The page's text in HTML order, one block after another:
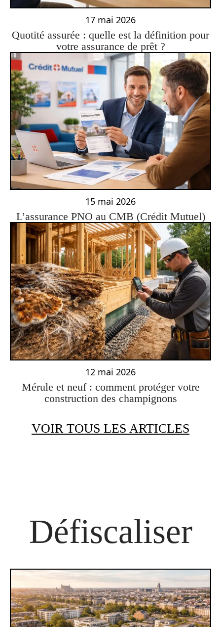
17 mai 2026
Quotité assurée : quelle est la définition pour
votre assurance de prêt ?
15 mai 2026
L’assurance PNO au CMB (Crédit Mutuel)
12 mai 2026
Mérule et neuf : comment protéger votre
construction des champignons
VOIR TOUS LES ARTICLES
Défiscaliser